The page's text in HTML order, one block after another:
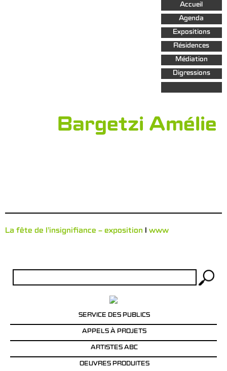
Aller au
contenu
principal
Accueil
Agenda
Expositions
Résidences
Médiation
Digressions
Bargetzi Amélie
La fête de l’insignifiance – exposition l www
SERVICE DES PUBLICS
APPELS À PROJETS
ARTISTES ABC
OEUVRES PRODUITES